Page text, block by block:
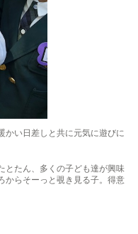
かい日差しと共に元気に遊びに
とたん、多くの子ども達が興味
からそーっと覗き見る子。得意